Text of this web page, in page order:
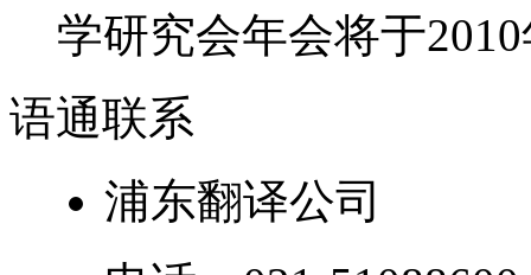
学研究会年会将于
语通联系
浦东翻译公司